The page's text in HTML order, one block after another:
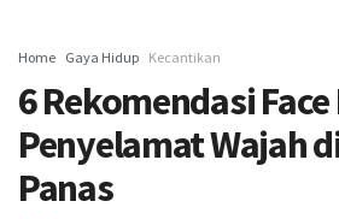
Home Gaya Hidup Kecantikan
6 Rekomendasi
Penyelamat Wajah
Panas